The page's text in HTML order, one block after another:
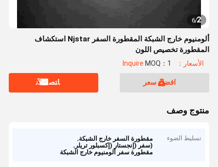
2
/
6
ألومنيوم خارج الشبكة المقطورة السفر Njstar استكشاف
المقطورة تخصيص اللون
الأسعار：Inquire MOQ：1
افضل سعر ﺎﺘﺼﻟ ﺍﻶﻧ
منتوج وصف
تسليط الضوء مقطورة السفر خارج الشبكة,
(سفر (إنجستار (إكسبلور تريلر ,
مقطورة سفر ألومنيوم خارج الشبكة